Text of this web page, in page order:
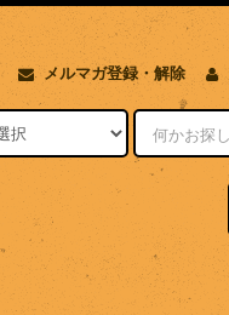
メルマガ登録・解除